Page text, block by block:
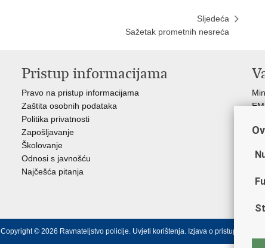
Sljedeća
Sažetak prometnih nesreća
Pristup informacijama
Pravo na pristup informacijama
Zaštita osobnih podataka
Politika privatnosti
Zapošljavanje
Školovanje
Odnosi s javnošću
Najčešća pitanja
Copyright © 2026 Ravnateljstvo policije. Uvjeti korištenja. Izjava o pristupačnosti